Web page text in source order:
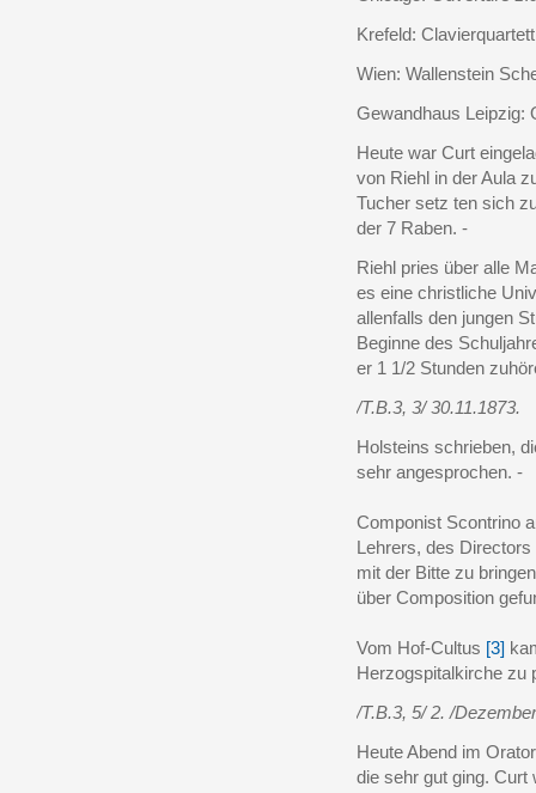
Krefeld:
Wien: Wallenstein
Gewandhaus Leipzig:
Heute war Curt
von Riehl in der Aula
Tucher setz ten sich
der 7 Raben. -
Riehl pries über alle
es eine christliche
allenfalls den jungen
Beginne des
er 1 1/2 Stunden
/T.B.3, 3/ 30.11.1873.
Holsteins schrieben,
sehr angesprochen. -
Componist Scontrino
Lehrers, des
mit der Bitte zu
über Composition
Vom Hof-Cultus [3]
Herzogspitalkirche zu
/T.B.3, 5/ 2. /
Heute Abend im
die sehr gut ging. Curt